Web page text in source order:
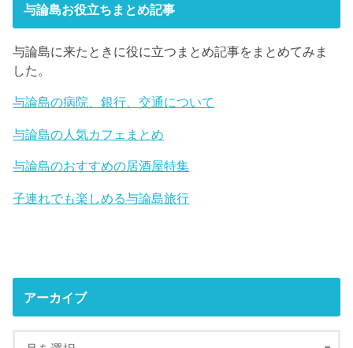
与論島お役立ちまとめ記事
与論島に来たときに役に立つまとめ記事をまとめてみま
した。
与論島の病院、銀行、交通について
与論島の人気カフェまとめ
与論島のおすすめの居酒屋特集
子連れでも楽しめる与論島旅行
アーカイブ